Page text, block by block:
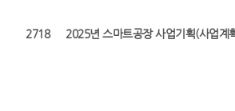
2718 2025년 스마트공장 사업기획(사업계